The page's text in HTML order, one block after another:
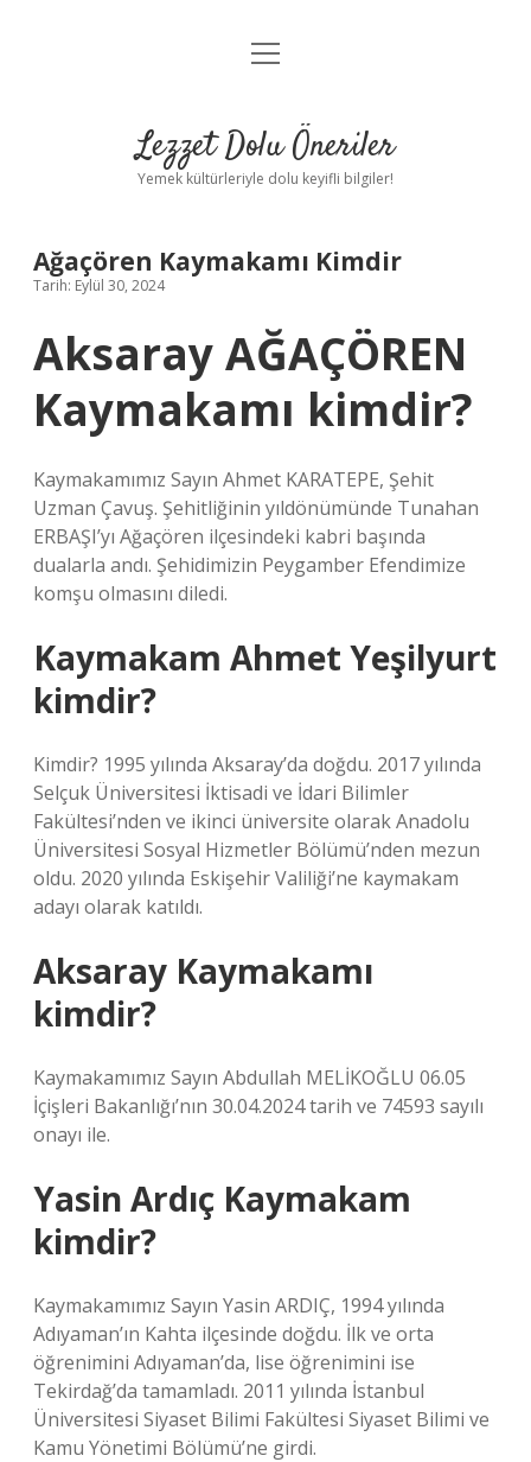
Anasayfa
Yasal Uyarı
menüyü
Lezzet Dolu Öneriler
Yemek kültürleriyle dolu keyifli bilgiler!
Ağaçören Kaymakamı Kimdir
Tarih: Eylül 30, 2024
Aksaray AĞAÇÖREN
Kaymakamı kimdir?
Kaymakamımız Sayın Ahmet KARATEPE, Şehit
Uzman Çavuş. Şehitliğinin yıldönümünde Tunahan
ERBAŞI’yı Ağaçören ilçesindeki kabri başında
dualarla andı. Şehidimizin Peygamber Efendimize
komşu olmasını diledi.
Kaymakam Ahmet Yeşilyurt
kimdir?
Kimdir? 1995 yılında Aksaray’da doğdu. 2017 yılında
Selçuk Üniversitesi İktisadi ve İdari Bilimler
Fakültesi’nden ve ikinci üniversite olarak Anadolu
Üniversitesi Sosyal Hizmetler Bölümü’nden mezun
oldu. 2020 yılında Eskişehir Valiliği’ne kaymakam
adayı olarak katıldı.
Aksaray Kaymakamı
kimdir?
Kaymakamımız Sayın Abdullah MELİKOĞLU 06.05
İçişleri Bakanlığı’nın 30.04.2024 tarih ve 74593 sayılı
onayı ile.
Yasin Ardıç Kaymakam
kimdir?
Kaymakamımız Sayın Yasin ARDIÇ, 1994 yılında
Adıyaman’ın Kahta ilçesinde doğdu. İlk ve orta
öğrenimini Adıyaman’da, lise öğrenimini ise
Tekirdağ’da tamamladı. 2011 yılında İstanbul
Üniversitesi Siyaset Bilimi Fakültesi Siyaset Bilimi ve
Kamu Yönetimi Bölümü’ne girdi.